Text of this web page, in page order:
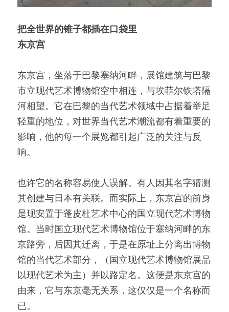
把全世界的锥子都插在口袋里
东京宫
东京宫，坐落于巴黎塞纳河畔，展馆建筑与巴黎
市立现代艺术博物馆空中相连，与埃菲尔铁塔隔
河相望。它在巴黎的当代艺术领域中占据着举足
轻重的地位，对世界当代艺术潮流都有着重要的
影响，他的每一个展览都引起广泛的关注与反
响。
也许它的名称容易使人误解。有人因其名字猜测
其创建与日本有关联。而实际上，东京宫的前身
是现安置于蓬皮杜艺术中心的国立现代艺术博物
馆。当时国立现代艺术博物馆位于塞纳河畔的东
京路旁，后因其迁离，于是在原址上分离出博物
馆的当代艺术部分，（国立现代艺术博物馆展品
以现代艺术为主）并以路定名。这便是东京宫的
由来，它与东京毫无关系，这仅仅是一个名称而
已。